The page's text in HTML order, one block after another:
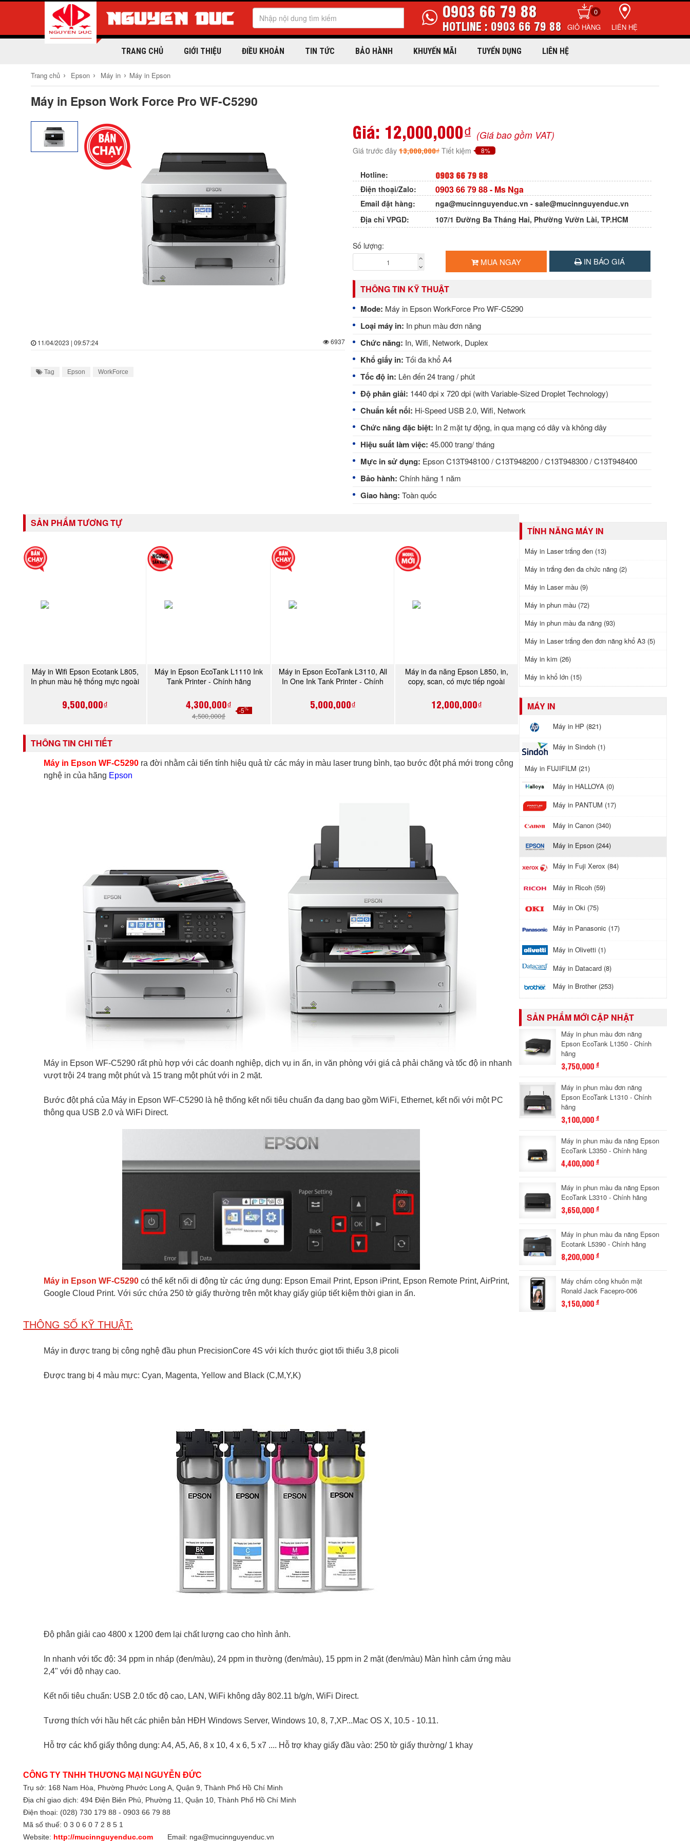
0
0903 66 79 88
HOTLINE : 0903 66 79 88 LIÊN HỆ
TRANG CHỦ GIỚI THIỆU ĐIỀU KHOẢN TIN TỨC BẢO HÀNH KHUYẾN MÃI TUYỂN DỤNG LIÊN HỆ
Trang chủ › Epson › Máy in › Máy in Epson
Máy in Epson Work Force Pro WF-C5290
11/04/2023 | 09:57:24 6937
Tag Epson WorkForce
Giá: 12,000,000₫ (Giá bao gồm VAT)
Giá trước đây 13,000,000₫ Tiết kiệm 8%
Hotline: 0903 66 79 88
Điện thoại/Zalo: 0903 66 79 88- Ms Nga
Email đặt hàng: nga@mucinnguyenduc.vn - sale@mucinnguyenduc.vn
Địa chỉ VPGD:
107/1 Đường Ba Tháng Hai, Phường Vườn Lài, TP.HCM
Số lượng:
MUA NGAY IN BÁO GIÁ
THÔNG TIN KỸ THUẬT
Mode: Máy in Epson WorkForce Pro WF-C5290
Loại máy in: In phun màu đơn năng
Chức năng: In, Wifi, Network, Duplex
Khổ giấy in: Tối đa khổ A4
Tốc độ in: Lên đến 24 trang / phút
Độ phân giải: 1440 dpi x 720 dpi (with Variable-Sized Droplet Technology)
Chuẩn kết nối: Hi-Speed USB 2.0, Wifi, Network
Chức năng đặc biệt: In 2 mặt tự động, in qua mạng có dây và không dây
Hiệu suất làm việc: 45.000 trang/ tháng
Mực in sử dụng: Epson C13T948100 / C13T948200 / C13T948300 / C13T948400
Bảo hành: Chính hãng 1 năm
Giao hàng: Toàn quốc
SẢN PHẨM TƯƠNG TỰ
Máy in Wifi Epson Ecotank L805,
In phun màu hệ thống mực ngoài
9,500,000₫
MUA NGAY
Máy in Epson EcoTank L1110 Ink
Tank Printer - Chính hãng
4,300,000₫
4,500,000₫
-5%
MUA NGAY
Máy in Epson EcoTank L3110, All
In One Ink Tank Printer - Chính
5,000,000₫
MUA NGAY
Máy in đa năng Epson L850, in,
copy, scan, có mực tiếp ngoài
12,000,000₫
MUA NGAY
THÔNG TIN CHI TIẾT
Máy in Epson WF-C5290 ra đời nhằm cải tiến tính hiệu quả từ các máy in màu laser trung bình, tạo bước đột phá mới trong công
nghệ in của hãng Epson
Máy in Epson WF-C5290 rất phù hợp với các doanh nghiệp, dịch vụ in ấn, in văn phòng với giá cả phải chăng và tốc độ in nhanh
vượt trội 24 trang một phút và 15 trang một phút với in 2 mặt.
Bước đột phá của Máy in Epson WF-C5290 là hệ thống kết nối tiêu chuẩn đa dạng bao gồm WiFi, Ethernet, kết nối với một PC
thông qua USB 2.0 và WiFi Direct.
Máy in Epson WF-C5290 có thể kết nối di động từ các ứng dụng: Epson Email Print, Epson iPrint, Epson Remote Print, AirPrint,
Google Cloud Print. Với sức chứa 250 tờ giấy thường trên một khay giấy giúp tiết kiệm thời gian in ấn.
THÔNG SỐ KỸ THUẬT:
Máy in được trang bị công nghệ đầu phun PrecisionCore 4S với kích thước giọt tối thiểu 3,8 picoli
Được trang bị 4 màu mực: Cyan, Magenta, Yellow and Black (C,M,Y,K)
Độ phân giải cao 4800 x 1200 đem lại chất lượng cao cho hình ảnh.
In nhanh với tốc độ: 34 ppm in nháp (đen/màu), 24 ppm in thường (đen/màu), 15 ppm in 2 mặt (đen/màu) Màn hình cảm ứng màu
2,4" với độ nhạy cao.
Kết nối tiêu chuẩn: USB 2.0 tốc độ cao, LAN, WiFi không dây 802.11 b/g/n, WiFi Direct.
Tương thích với hầu hết các phiên bản HĐH Windows Server, Windows 10, 8, 7,XP...Mac OS X, 10.5 - 10.11.
Hỗ trợ các khổ giấy thông dụng: A4, A5, A6, 8 x 10, 4 x 6, 5 x7 .... Hỗ trợ khay giấy đầu vào: 250 tờ giấy thường/ 1 khay
CÔNG TY TNHH THƯƠNG MẠI NGUYỄN ĐỨC
Trụ sở: 168 Nam Hòa, Phường Phước Long A, Quận 9, Thành Phố Hồ Chí Minh
Địa chỉ giao dịch: 494 Điện Biên Phủ, Phường 11, Quận 10, Thành Phố Hồ Chí Minh
Điện thoại: (028) 730 179 88 - 0903 66 79 88
Mã số thuế: 0 3 0 6 0 7 2 8 5 1
Website: http://mucinnguyenduc.com Email: nga@mucinnguyenduc.vn
TÍNH NĂNG MÁY IN
Máy in Laser trắng đen (13)
Máy in trắng đen đa chức năng (2)
Máy in Laser màu (9)
Máy in phun màu (72)
Máy in phun màu đa năng (93)
Máy in Laser trắng đen đơn năng khổ A3 (5)
Máy in kim (26)
Máy in khổ lớn (15)
MÁY IN
Máy in HP (821)
Máy in Sindoh (1)
Máy in FUJIFILM (21)
Máy in HALLOYA (0)
Máy in PANTUM (17)
Máy in Canon (340)
Máy in Epson (244)
Máy in Fuji Xerox (84)
Máy in Ricoh (59)
Máy in Oki (75)
Máy in Panasonic (17)
Máy in Olivetti (1)
Máy in Datacard (8)
Máy in Brother (253)
SẢN PHẨM MỚI CẬP NHẬT
Máy in phun màu đơn năng
Epson EcoTank L1350 - Chính
hãng
3,750,000đ
Máy in phun màu đơn năng
Epson EcoTank L1310 - Chính
hãng
3,100,000đ
Máy in phun màu đa năng Epson
EcoTank L3350 - Chính hãng
4,400,000đ
Máy in phun màu đa năng Epson
EcoTank L3310 - Chính hãng
3,650,000đ
Máy in phun màu đa năng Epson
Ecotank L5390 - Chính hãng
8,200,000đ
Máy chấm công khuôn mặt
Ronald Jack Facepro-006
3,150,000đ